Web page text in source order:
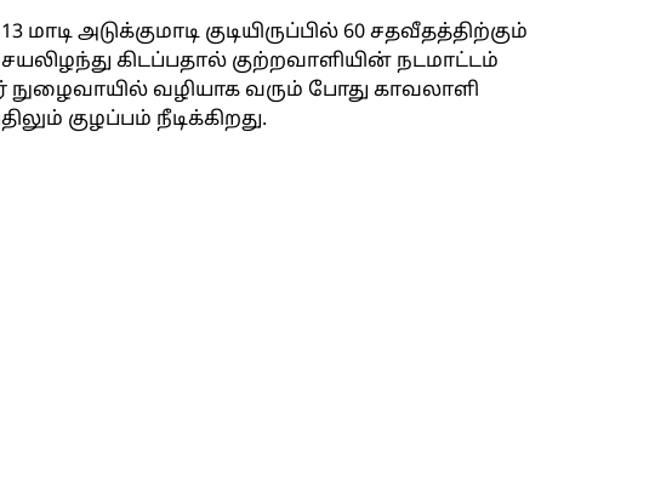
அடுக்குமாடி குடியிருப்பில் 60 சதவீதத்திற்கும்
கிடப்பதால் குற்றவாளியின் நடமாட்டம்
நுழைவாயில் வழியாக வரும் போது காவலாளி
குழப்பம் நீடிக்கிறது.